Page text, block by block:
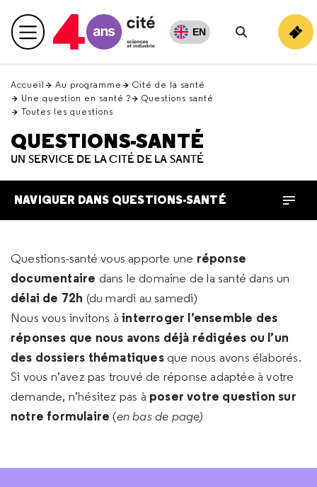
en
haut Menu principal EN
Rechercher
Accueil Au programme
Cité de la santé
Une question en santé ?
Questions santé
Toutes les questions
QUESTIONS-SANTÉ
UN SERVICE DE LA CITÉ DE LA SANTÉ
NAVIGUER DANS QUESTIONS-SANTÉ
Questions-santé vous apporte une réponse
documentaire dans le domaine de la santé dans un
délai de 72h (du mardi au samedi)
Nous vous invitons àinterroger l’ensemble des
réponses que nous avons déjà rédigées ou l’un
des dossiers thématiques que nous avons élaborés.
Si vous n’avez pas trouvé de réponse adaptée à votre
demande, n’hésitez pas à poser votre question sur
notre formulaire (en bas de page)